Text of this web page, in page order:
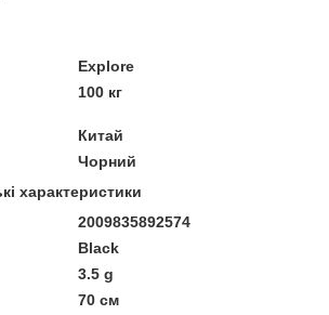
Explore
100 кг
Китай
Чорний
характеристики
2009835892574
Black
3.5 g
70 см